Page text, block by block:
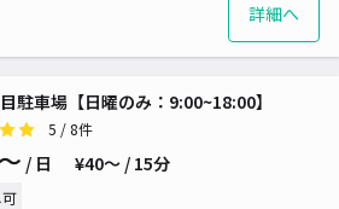
詳細へ
駐車場【日曜のみ：9:00~18:00】
5 / 8件
/ 日 ¥40〜 / 15分